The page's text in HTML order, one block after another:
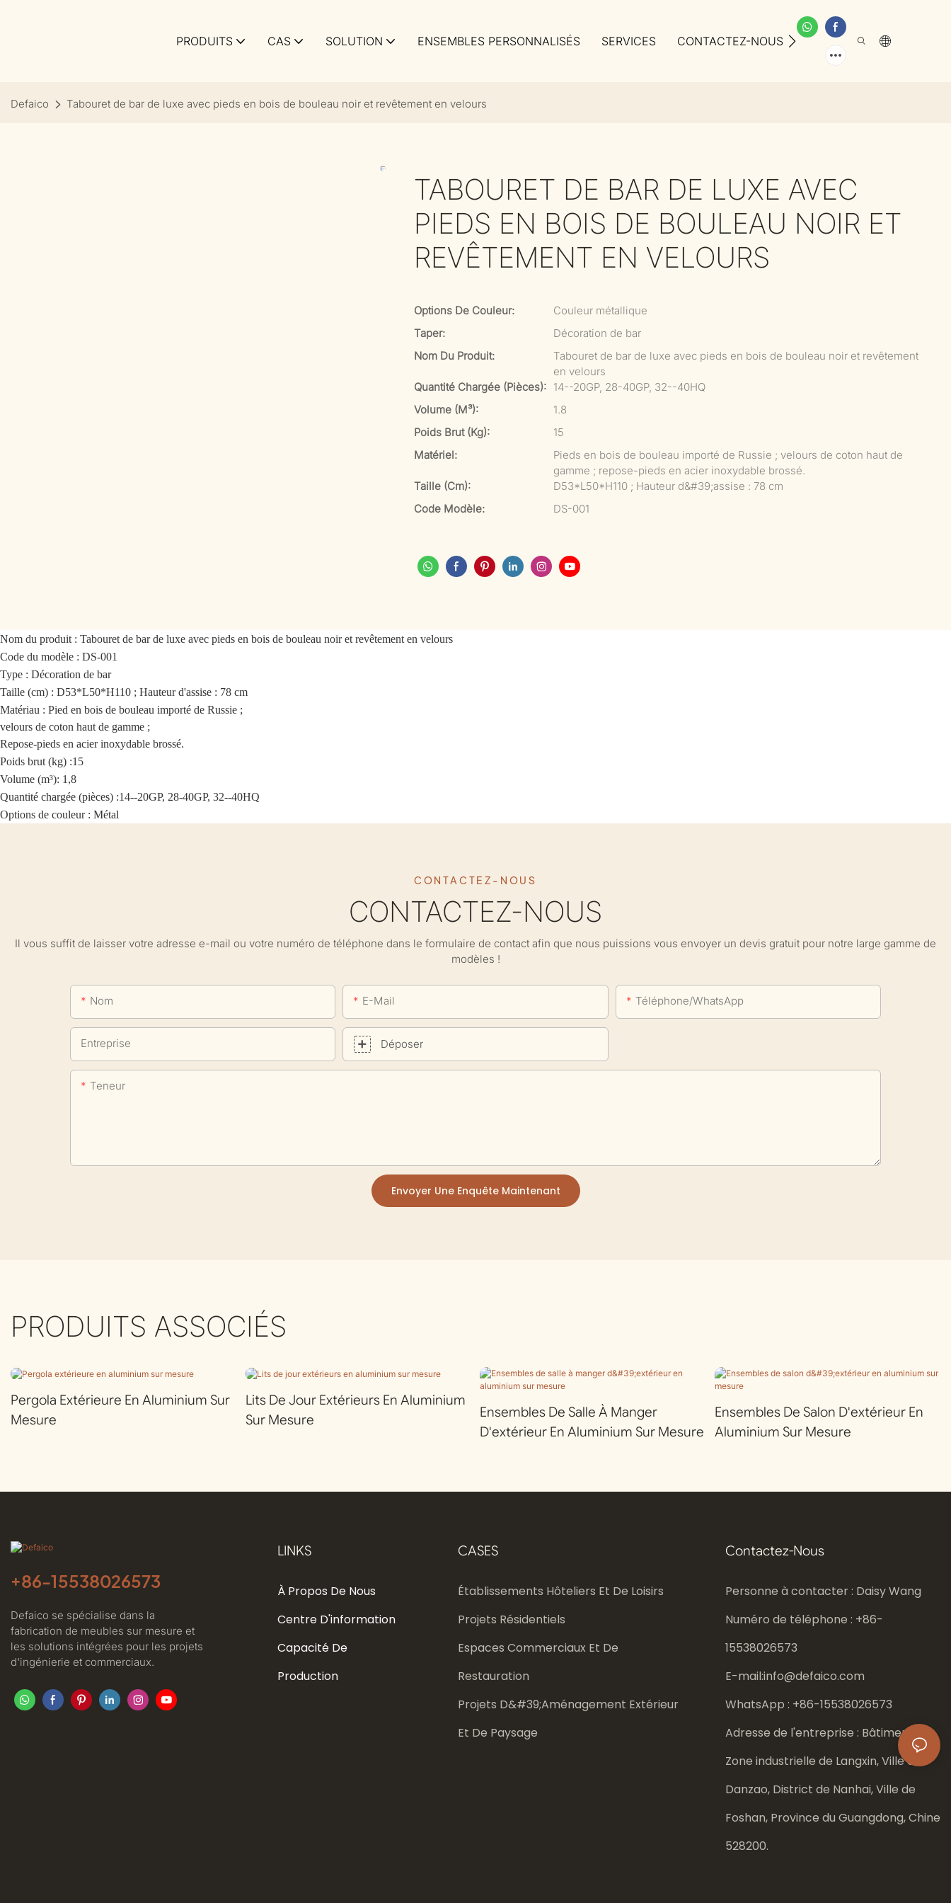
PRODUITS CAS SOLUTION ENSEMBLES PERSONNALISÉS SERVICES CONTACTEZ-NOUS À PROPOS DE NOUS
Defaico Tabouret de bar de luxe avec pieds en bois de bouleau noir et revêtement en velours
TABOURET DE BAR DE LUXE AVEC
PIEDS EN BOIS DE BOULEAU NOIR ET
REVÊTEMENT EN VELOURS
Options De Couleur:
Couleur métallique
Taper:
Décoration de bar
Nom Du Produit:
Tabouret de bar de luxe avec pieds en bois de bouleau noir et revêtement
en velours
Quantité Chargée (pièces): 14--20GP, 28-40GP, 32--40HQ
Volume (m³):
1.8
Poids Brut (kg):
15
Matériel:
Pieds en bois de bouleau importé de Russie ; velours de coton haut de
gamme ; repose-pieds en acier inoxydable brossé.
Taille (cm):
D53*L50*H110 ; Hauteur d&#39;assise : 78 cm
Code Modèle:
DS-001
Nom du produit : Tabouret de bar de luxe avec pieds en bois de bouleau noir et revêtement en velours
Code du modèle : DS-001
Type : Décoration de bar
Taille (cm) : D53*L50*H110 ; Hauteur d'assise : 78 cm
Matériau : Pied en bois de bouleau importé de Russie ;
velours de coton haut de gamme ;
Repose-pieds en acier inoxydable brossé.
Poids brut (kg) :15
Volume (m³): 1,8
Quantité chargée (pièces) :14--20GP, 28-40GP, 32--40HQ
Options de couleur : Métal
CONTACTEZ-NOUS
CONTACTEZ-NOUS
Il vous suffit de laisser votre adresse e-mail ou votre numéro de téléphone dans le formulaire de contact afin que nous puissions vous envoyer un devis gratuit pour notre large gamme de
modèles !
Nom E-Mail Téléphone/WhatsApp
Entreprise Déposer
Teneur
Envoyer Une Enquête Maintenant
PRODUITS ASSOCIÉS
Pergola Extérieure En Aluminium Sur
Mesure
Lits De Jour Extérieurs En Aluminium
Sur Mesure
Ensembles De Salle À Manger
D'extérieur En Aluminium Sur Mesure
Ensembles De Salon D'extérieur En
Aluminium Sur Mesure
+86-15538026573
Defaico se spécialise dans la
fabrication de meubles sur mesure et
les solutions intégrées pour les projets
d'ingénierie et commerciaux.
LINKS
À Propos De Nous
Centre D'information
Capacité De
Production
CASES
Établissements Hôteliers Et De Loisirs
Projets Résidentiels
Espaces Commerciaux Et De
Restauration
Projets D&#39;aménagement Extérieur
Et De Paysage
Contactez-Nous
Personne à contacter : Daisy Wang
Numéro de téléphone : +86-
15538026573
E-mail:info@defaico.com
WhatsApp : +86-15538026573
Adresse de l'entreprise : Bâtiment 8,
Zone industrielle de Langxin, Ville de
Danzao, District de Nanhai, Ville de
Foshan, Province du Guangdong, Chine
528200.